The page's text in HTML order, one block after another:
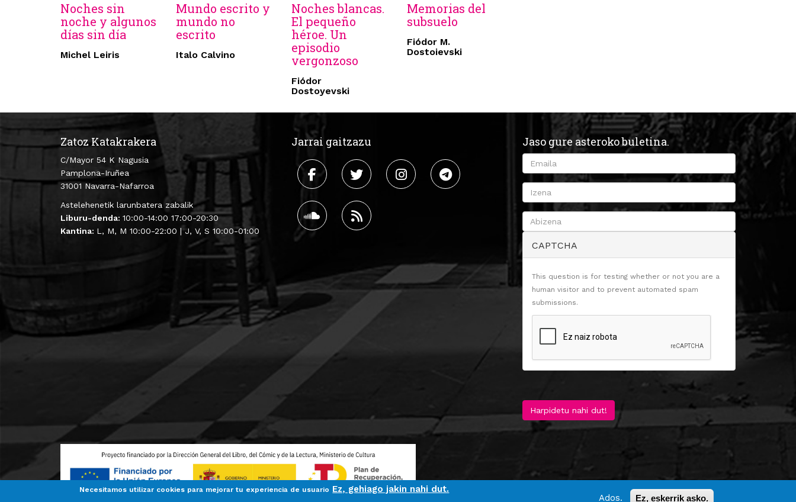
Noches sin
noche y algunos
días sin día
Michel Leiris
Mundo escrito y
mundo no
escrito
Italo Calvino
Noches blancas.
El pequeño
héroe. Un
episodio
vergonzoso
Fiódor
Dostoyevski
Memorias del
subsuelo
Fiódor M.
Dostoievski
Zatoz Katakrakera
C/Mayor 54 K Nagusia
Pamplona-Iruñea
31001 Navarra-Nafarroa
Astelehenetik larunbatera zabalik
Liburu-denda: 10:00-14:00 17:00-20:30
Kantina: L, M, M 10:00-22:00 | J, V, S 10:00-01:00
Jarrai gaitzazu Jaso gure asteroko buletina.
CAPTCHA
This question is for testing whether or not you are a
human visitor and to prevent automated spam
submissions.
Harpidetu nahi dut!
Necesitamos utilizar cookies para mejorar tu experiencia de usuario Ez, gehiago jakin nahi dut.
Ados.
Ez, eskerrik asko.